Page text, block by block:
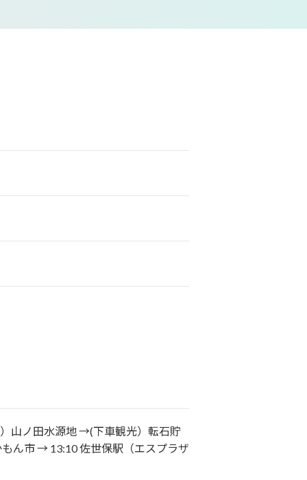
山ノ田水源地 →(下車観光）転石貯
ん市 → 13:10 佐世保駅（エスプラザ